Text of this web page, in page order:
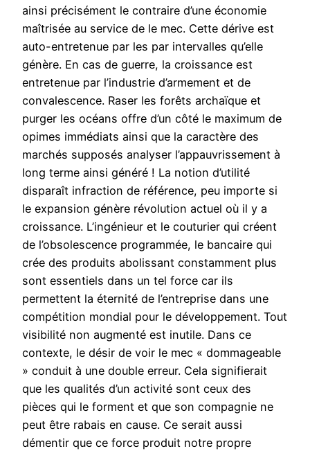
ainsi précisément le contraire d’une économie
maîtrisée au service de le mec. Cette dérive est
auto-entretenue par les par intervalles qu’elle
génère. En cas de guerre, la croissance est
entretenue par l’industrie d’armement et de
convalescence. Raser les forêts archaïque et
purger les océans offre d’un côté le maximum de
opimes immédiats ainsi que la caractère des
marchés supposés analyser l’appauvrissement à
long terme ainsi généré ! La notion d’utilité
disparaît infraction de référence, peu importe si
le expansion génère révolution actuel où il y a
croissance. L’ingénieur et le couturier qui créent
de l’obsolescence programmée, le bancaire qui
crée des produits abolissant constamment plus
sont essentiels dans un tel force car ils
permettent la éternité de l’entreprise dans une
compétition mondial pour le développement. Tout
visibilité non augmenté est inutile. Dans ce
contexte, le désir de voir le mec « dommageable
» conduit à une double erreur. Cela signifierait
que les qualités d’un activité sont ceux des
pièces qui le forment et que son compagnie ne
peut être rabais en cause. Ce serait aussi
démentir que ce force produit notre propre